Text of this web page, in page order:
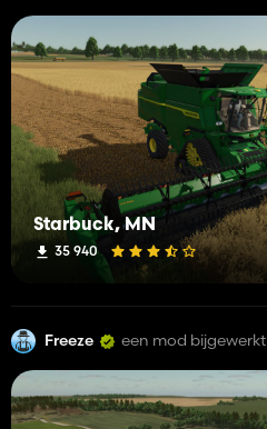
Starbuck, MN
35 940
Freeze een mod bijgewerkt